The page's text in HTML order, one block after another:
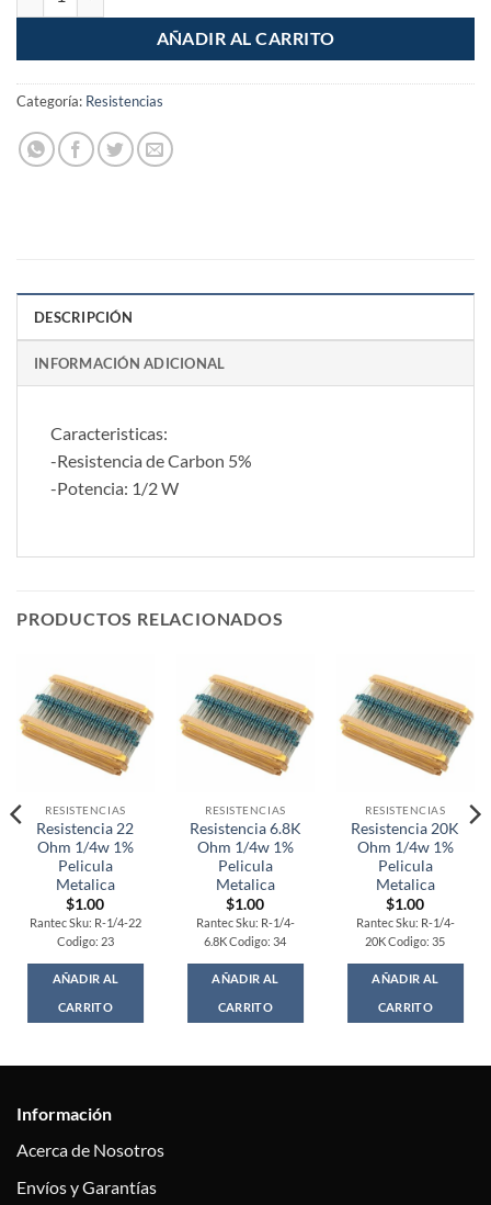
AÑADIR AL CARRITO
Categoría: Resistencias
DESCRIPCIÓN
INFORMACIÓN ADICIONAL
Caracteristicas:
-Resistencia de Carbon 5%
-Potencia: 1/2 W
PRODUCTOS RELACIONADOS
RESISTENCIAS
Resistencia 22
Ohm 1/4w 1%
Pelicula
Metalica
$1.00
Rantec Sku: R-1/4-22
Codigo: 23
AÑADIR AL
CARRITO
RESISTENCIAS
Resistencia 6.8K
Ohm 1/4w 1%
Pelicula
Metalica
$1.00
Rantec Sku: R-1/4-
6.8K Codigo: 34
AÑADIR AL
CARRITO
RESISTENCIAS
Resistencia 20K
Ohm 1/4w 1%
Pelicula
Metalica
$1.00
Rantec Sku: R-1/4-
20K Codigo: 35
AÑADIR AL
CARRITO
Información
Acerca de Nosotros
Envíos y Garantías